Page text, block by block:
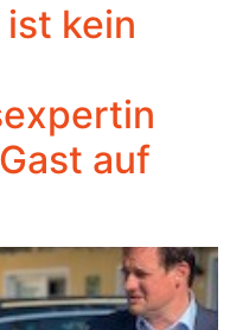
kein
auf